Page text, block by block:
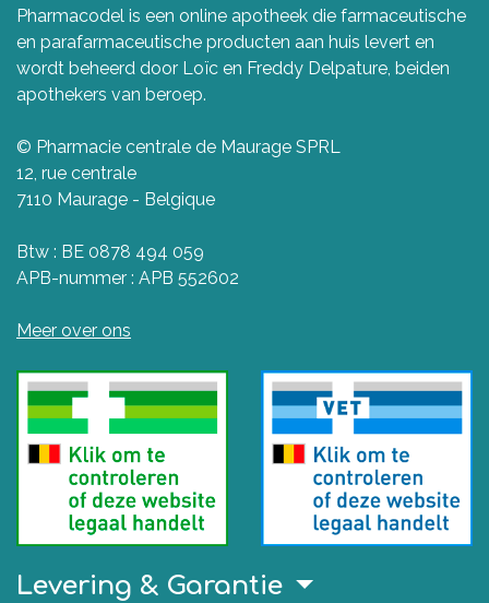
Pharmacodel is een online apotheek die farmaceutische
en parafarmaceutische producten aan huis levert en
wordt beheerd door Loïc en Freddy Delpature, beiden
apothekers van beroep.
© Pharmacie centrale de Maurage SPRL
12, rue centrale
7110 Maurage - Belgique
Btw : BE 0878 494 059
APB-nummer : APB 552602
Meer over ons
Levering & Garantie